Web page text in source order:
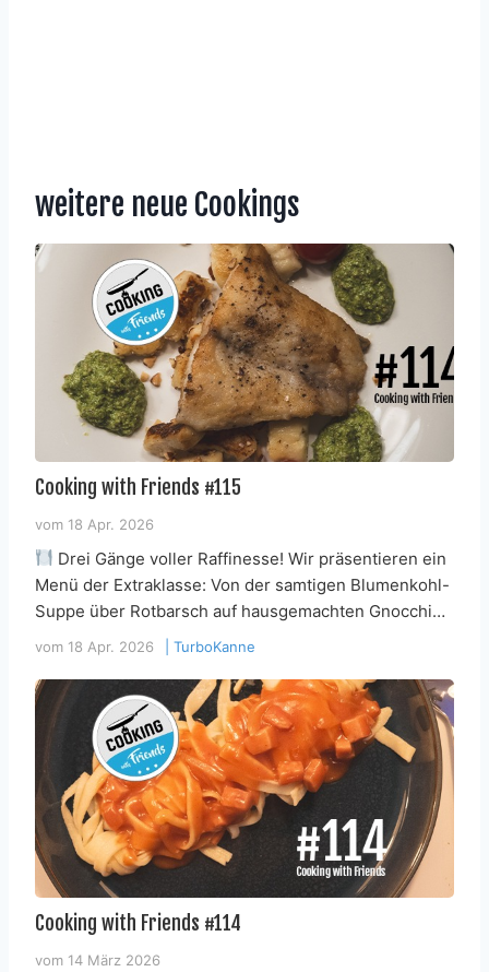
weitere neue Cookings
Cooking with Friends #115
vom 18 Apr. 2026
Drei Gänge voller Raffinesse! Wir präsentieren ein
Menü der Extraklasse: Von der samtigen Blumenkohl-
Suppe über Rotbarsch auf hausgemachten Gnocchi…
vom 18 Apr. 2026 TurboKanne
Cooking with Friends #114
vom 14 März 2026